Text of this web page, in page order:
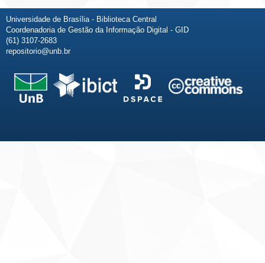
Universidade de Brasília - Biblioteca Central
Coordenadoria de Gestão da Informação Digital - GID
(61) 3107-2683
repositorio@unb.br